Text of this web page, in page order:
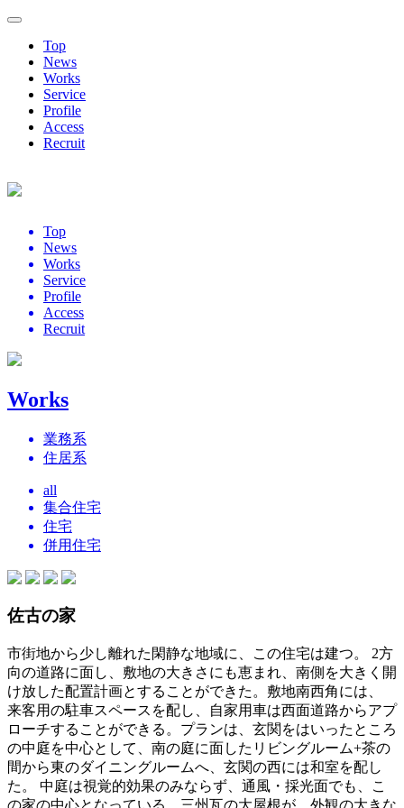
Top
News
Works
Service
Profile
Access
Recruit
Top
News
Works
Service
Profile
Access
Recruit
Works
業務系
住居系
all
集合住宅
住宅
併用住宅
佐古の家
市街地から少し離れた閑静な地域に、この住宅は建つ。 2方
向の道路に面し、敷地の大きさにも恵まれ、南側を大きく開
け放した配置計画とすることができた。敷地南西角には、
来客用の駐車スペースを配し、自家用車は西面道路からアプ
ローチすることができる。プランは、玄関をはいったところ
の中庭を中心として、南の庭に面したリビングルーム+茶の
間から東のダイニングルームへ、玄関の西には和室を配し
た。 中庭は視覚的効果のみならず、通風・採光面でも、こ